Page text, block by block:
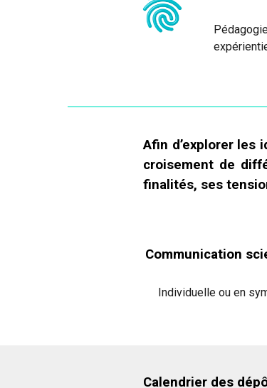
Afin d’explorer les
croisement de
finalités, ses
Communication
Individuelle ou en
Calendrier des